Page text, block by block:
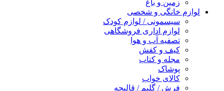
زمین و باغ
لوازم خانگی و شخصی
سیسمونی / لوازم کودک
لوازم اداری فروشگاهی
تصفیه آب و هوا
کیف و کفش
مجله و کتاب
پوشاک
کالای خواب
فرش / گلیم / قالیچه